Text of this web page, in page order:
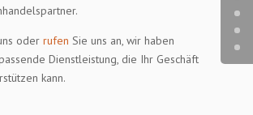
oder rufen Sie uns an, wir haben
Dienstleistung, die Ihr Geschäft
kann.